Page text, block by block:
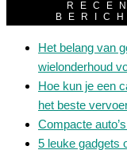
Het belang van
wielonderhoud
Hoe kun je een
het beste
Compacte
5 leuke gadgets